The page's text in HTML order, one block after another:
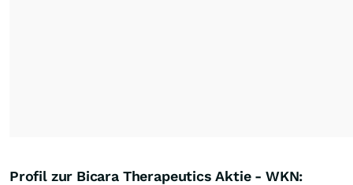
Profil zur Bicara Therapeutics Aktie - WKN: